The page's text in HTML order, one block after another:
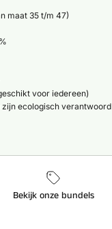
maat 35 t/m 47)
voor iedereen)
ecologisch verantwoord
Bekijk onze bundels